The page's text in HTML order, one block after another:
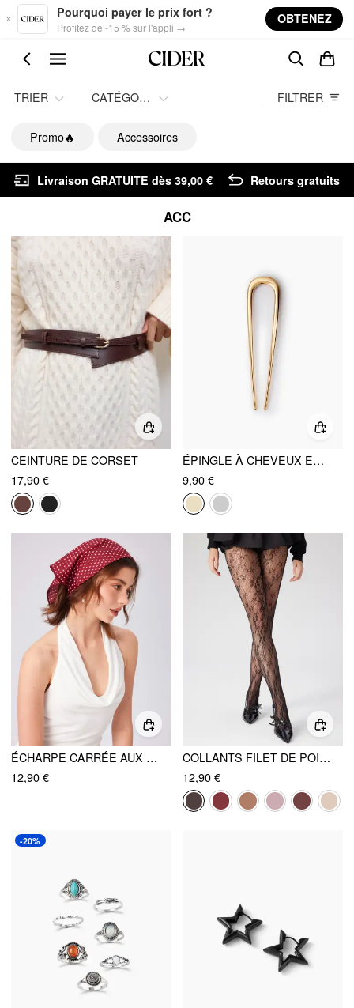
Skip to main content
Pourquoi payer le prix fort ?
Profitez de -15 % sur l'appli →
OBTENEZ
TRIER CATÉGORIE FILTRER
Promo🔥 Accessoires
Livraison GRATUITE dès 39,00 € Retours gratuits
ACC
CEINTURE DE CORSET
17,90 €
ÉPINGLE À CHEVEUX EN FORME DE U
9,90 €
ÉCHARPE CARRÉE AUX POIS
12,90 €
COLLANTS FILET DE POISSON FLEURIS
12,90 €
-20%